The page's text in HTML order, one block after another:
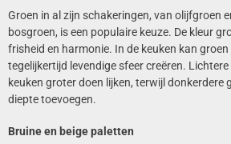
Groen in al zijn schakeringen, van olijfgroen
bosgroen, is een populaire keuze. De kleur
frisheid en harmonie. In de keuken kan
tegelijkertijd levendige sfeer creëren.
keuken groter doen lijken, terwijl donkerdere
diepte toevoegen.
Bruine en beige paletten